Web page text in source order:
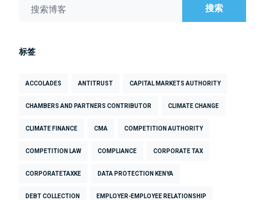
搜索博客 搜索
标签
ACCOLADES ANTITRUST CAPITAL MARKETS AUTHORITY
CHAMBERS AND PARTNERS CONTRIBUTOR CLIMATE CHANGE
CLIMATE FINANCE CMA COMPETITION AUTHORITY
COMPETITION LAW COMPLIANCE CORPORATE TAX
CORPORATETAXKE DATA PROTECTION KENYA
DEBT COLLECTION EMPLOYER-EMPLOYEE RELATIONSHIP